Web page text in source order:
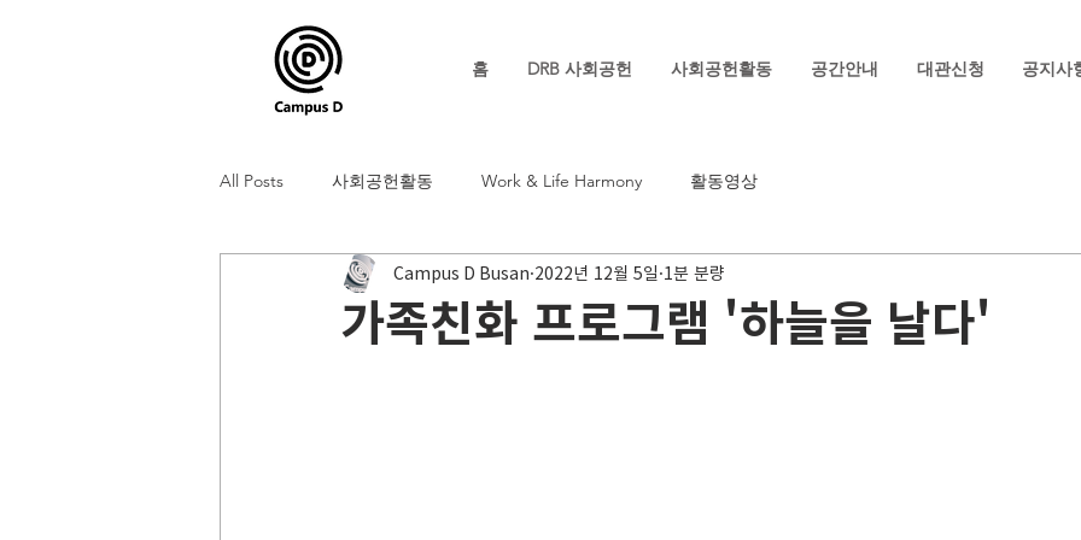
홈 DRB 사회공헌 사회공헌활동 공간안내 대관신청 공지사
All Posts 사회공헌활동 Work & Life Harmony 활동영상
가족친화 프로그램 '하늘을 날다'
Campus D Busan 2022년 12월 5일 1분 분량